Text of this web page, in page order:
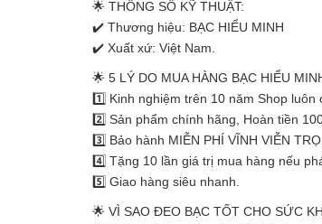
🌟 THÔNG SỐ KỸ THUẬT:
✔️ Thương hiệu: BẠC HIỂU MINH
✔️ Xuất xứ: Việt Nam.
🌟 5 LÝ DO MUA HÀNG BẠC HIỂU
1️⃣ Kinh nghiệm trên 10 năm Shop
2️⃣ Sản phẩm chính hãng, Hoàn tiền
3️⃣ Bảo hành MIỄN PHÍ VĨNH VIỄN
4️⃣ Tặng 10 lần giá trị mua hàng nếu
5️⃣ Giao hàng siêu nhanh.
🌟 VÌ SAO ĐEO BẠC TỐT CHO SỨC